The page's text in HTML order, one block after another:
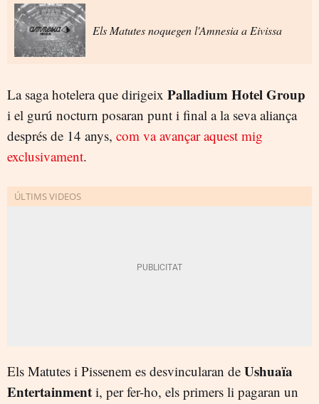
Els Matutes noquegen l'Amnesia a Eivissa
La saga hotelera que dirigeix Palladium Hotel Group
i el gurú nocturn posaran punt i final a la seva aliança
després de 14 anys, com va avançar aquest mig
exclusivament.
Els Matutes i Pissenem es desvincularan de Ushuaïa
Entertainment i, per fer-ho, els primers li pagaran un